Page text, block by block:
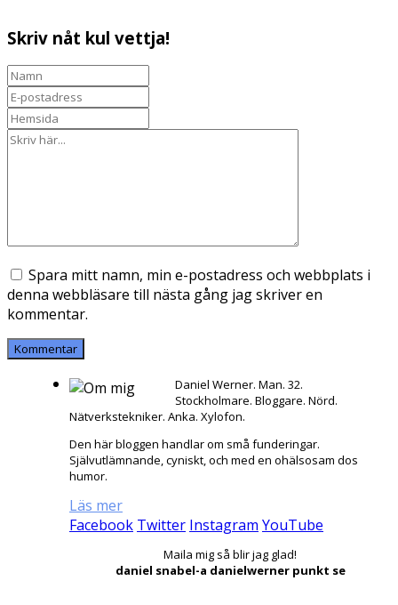
Skriv nåt kul vettja!
Spara mitt namn, min e-postadress och webbplats i
denna webbläsare till nästa gång jag skriver en
kommentar.
Daniel Werner. Man. 32.
Stockholmare. Bloggare. Nörd.
Nätverkstekniker. Anka. Xylofon.
Den här bloggen handlar om små funderingar.
Självutlämnande, cyniskt, och med en ohälsosam dos
humor.
Läs mer
Facebook Twitter Instagram YouTube
Maila mig så blir jag glad!
daniel snabel-a danielwerner punkt se